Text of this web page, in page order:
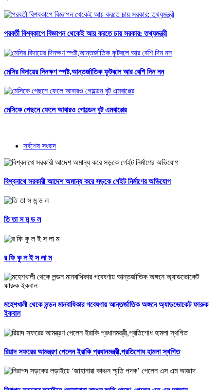
পরবর্তী বিশ্বকাপে বিজ্ঞাপন থেকেই আয় করতে চায় সরকার: তথ্যমন্ত্রী
মেসির বিদায়ের দিনক্ষণ স্পষ্ট,আন্তর্জাতিক ফুটবলে আর বেশি দিন নন
মেসিকে পেছনে ফেলে আবারও গোল্ডেন বুট এমবাপ্পের
সর্বশেষ সংবাদ
বিশ্বনাথে সরকারী আদেশ অমান্য করে সড়কে গেইট নির্মাণের অভিযোগ
তি তা স ম ন্ড ল
র ফি কু ল ই স লা ম
মহেশখালী থেকে লন্ডন মানবাধিকার গবেষণায় আন্তর্জাতিক অঙ্গনে অ্যাডভোকেট ফারুক
ইকবাল
রিয়াদ সফরের আমন্ত্রণ পেলেন ইরাকি প্রধানমন্ত্রী,প্রতিশোধ হামলা স্থগিত